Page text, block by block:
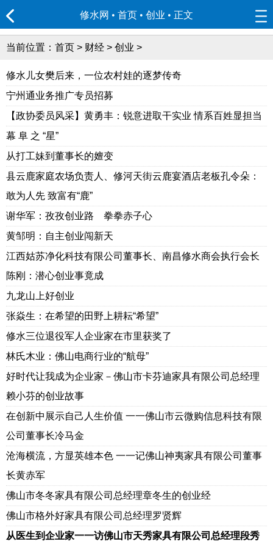
修水网 • 首页 • 创业 • 正文
当前位置： 首页 > 财经 > 创业 >
修水儿女樊后来，一位农村娃的逐梦传奇
宁州通业务推广专员招募
【政协委员风采】黄勇丰：锐意进取干实业 情系百姓显担当
幕 阜 之 “星”
从打工妹到董事长的嬗变
县云鹿家庭农场负责人、修河天街云鹿宴酒店老板孔令朵：
敢为人先 致富有“鹿”
谢华军：孜孜创业路 拳拳赤子心
黄邹明：自主创业闯新天
江西姑苏净化科技有限公司董事长、南昌修水商会执行会长
陈刚：潜心创业事竟成
九龙山上好创业
张焱生：在希望的田野上耕耘“希望”
修水三位退役军人企业家在市里获奖了
林氏木业：佛山电商行业的“航母”
好时代让我成为企业家－佛山市卡芬迪家具有限公司总经理
赖小芬的创业故事
在创新中展示自己人生价值 一一佛山市云微购信息科技有限
公司董事长冷马金
沧海横流，方显英雄本色 一一记佛山神夷家具有限公司董事
长黄赤军
佛山市冬冬家具有限公司总经理章冬生的创业经
佛山市格外好家具有限公司总经理罗贤辉
从医生到企业家一一访佛山市天秀家具有限公司总经理段秀